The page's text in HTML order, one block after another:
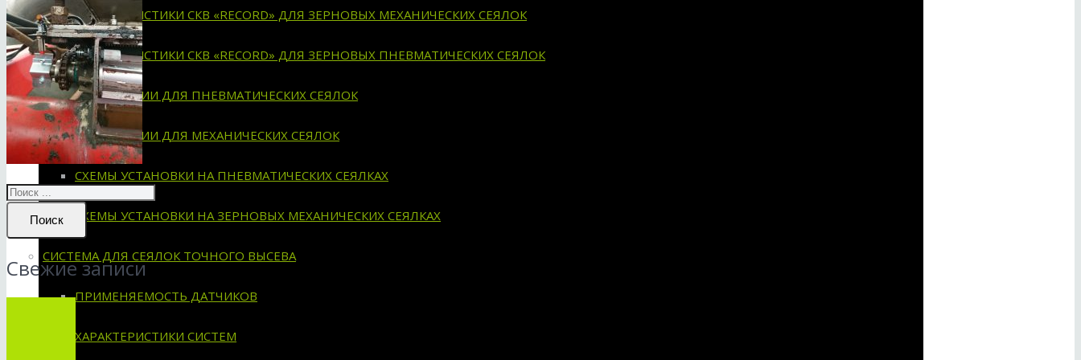
ХАРАКТЕРИСТИКИ СКВ «RECORD» ДЛЯ ЗЕРНОВЫХ МЕХАНИЧЕСКИХ СЕЯЛОК
ХАРАКТЕРИСТИКИ СКВ «RECORD» ДЛЯ ЗЕРНОВЫХ ПНЕВМАТИЧЕСКИХ СЕЯЛОК
ИНСТРУКЦИИ ДЛЯ ПНЕВМАТИЧЕСКИХ СЕЯЛОК
ИНСТРУКЦИИ ДЛЯ МЕХАНИЧЕСКИХ СЕЯЛОК
СХЕМЫ УСТАНОВКИ НА ПНЕВМАТИЧЕСКИХ СЕЯЛКАХ
СХЕМЫ УСТАНОВКИ НА ЗЕРНОВЫХ МЕХАНИЧЕСКИХ СЕЯЛКАХ
СИСТЕМА ДЛЯ СЕЯЛОК ТОЧНОГО ВЫСЕВА
ПРИМЕНЯЕМОСТЬ ДАТЧИКОВ
ХАРАКТЕРИСТИКИ СИСТЕМ
Поиск
Свежие записи